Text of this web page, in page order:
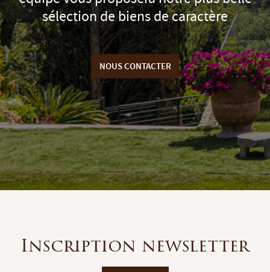
sélection de biens de caractère
NOUS CONTACTER
Inscription newsletter